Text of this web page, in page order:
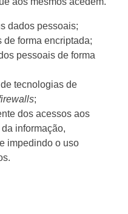
dados pessoais;
de forma encriptada;
pessoais de forma
tecnologias de
;
dos acessos aos
informação,
impedindo o uso